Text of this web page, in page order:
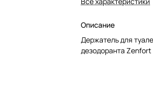
Описание
Держатель для
дезодоранта Zenfort